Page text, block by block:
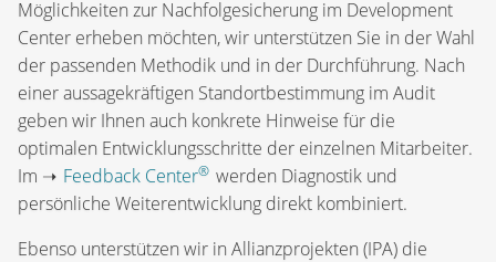
Möglichkeiten zur Nachfolgesicherung im Development
Center erheben möchten, wir unterstützen Sie in der Wahl
der passenden Methodik und in der Durchführung. Nach
einer aussagekräftigen Standortbestimmung im Audit
geben wir Ihnen auch konkrete Hinweise für die
optimalen Entwicklungsschritte der einzelnen Mitarbeiter.
Im ➝ Feedback Center® werden Diagnostik und
persönliche Weiterentwicklung direkt kombiniert.
Ebenso unterstützen wir in Allianzprojekten (IPA) die